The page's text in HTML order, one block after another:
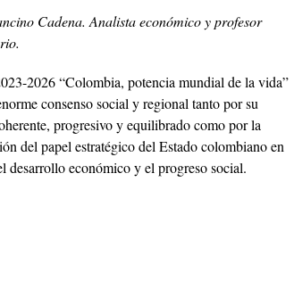
Cadena. Analista económico y profesor
2026 “Colombia, potencia mundial de la vida”
consenso social y regional tanto por su
progresivo y equilibrado como por la
del papel estratégico del Estado colombiano en
desarrollo económico y el progreso social.